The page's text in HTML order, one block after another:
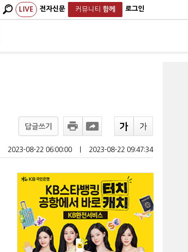
LIVE 전자신문 커뮤니티 함께 로그인
답글쓰기
2023-08-22 06:00:00 2023-08-22 09:47:34